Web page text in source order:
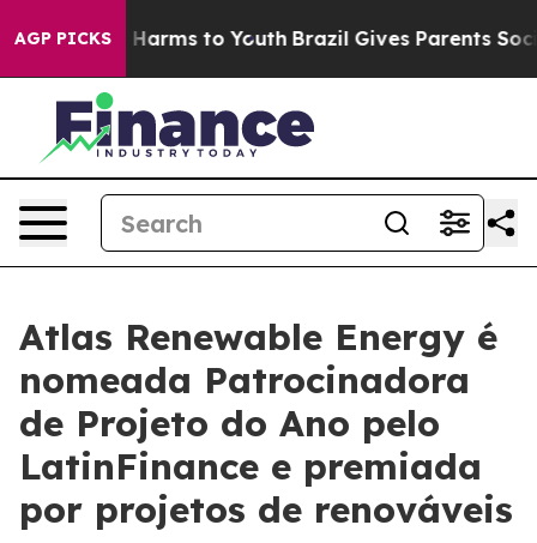
AGP PICKS
Abate Harms to Youth Brazil Gives Parents Social
Atlas Renewable Energy é
nomeada Patrocinadora
de Projeto do Ano pelo
LatinFinance e premiada
por projetos de renováveis